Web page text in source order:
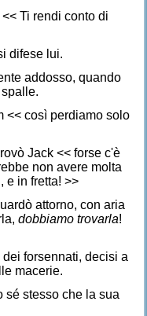
Ti rendi conto di
difese lui.
addosso, quando
<< così perdiamo solo
Jack << forse c'è
non avere molta
e in fretta! >>
attorno, con aria
dobbiamo trovarla!
dei forsennati, decisi a
macerie.
sé stesso che la sua